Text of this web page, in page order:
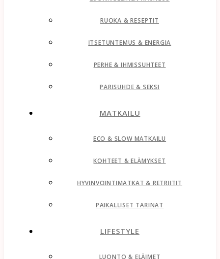
RUOKA & RESEPTIT
ITSETUNTEMUS & ENERGIA
PERHE & IHMISSUHTEET
PARISUHDE & SEKSI
MATKAILU
ECO & SLOW MATKAILU
KOHTEET & ELÄMYKSET
HYVINVOINTIMATKAT & RETRIITIT
PAIKALLISET TARINAT
LIFESTYLE
LUONTO & ELÄIMET